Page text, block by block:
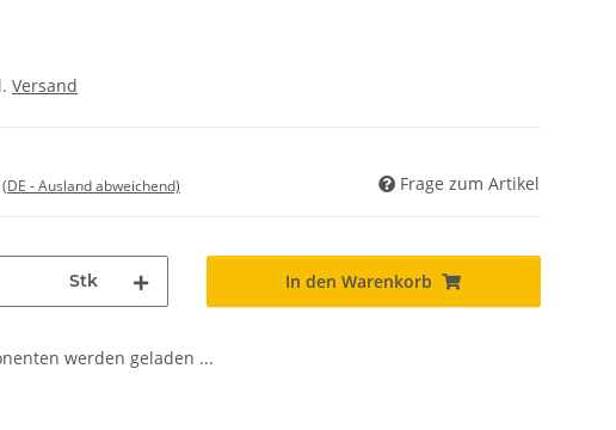
Versand
(DE - Ausland abweichend) Frage zum Artikel
Stk In den Warenkorb
werden geladen ...